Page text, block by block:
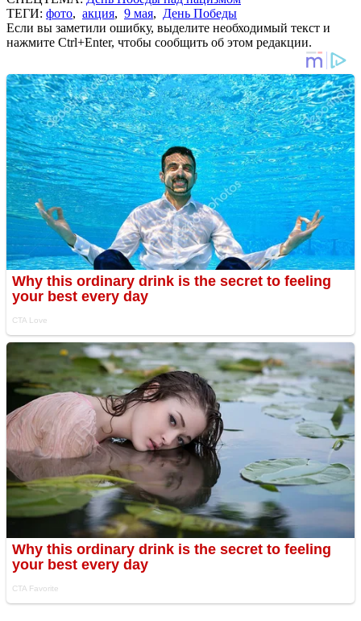
ТЕГИ: фото, акция, 9 мая, День Победы
Если вы заметили ошибку, выделите необходимый текст и
нажмите Ctrl+Enter, чтобы сообщить об этом редакции.